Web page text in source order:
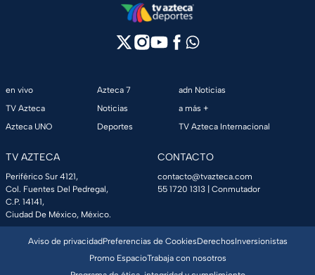
en vivo
TV Azteca
Azteca UNO
Azteca 7
Noticias
Deportes
adn Noticias
a más +
TV Azteca Internacional
TV AZTECA
Periférico Sur 4121,
Col. Fuentes Del Pedregal,
C.P. 14141,
Ciudad De México, México.
CONTACTO
contacto@tvazteca.com
55 1720 1313 | Conmutador
Aviso de privacidadPreferencias de CookiesDerechosInversionistas
Promo EspacioTrabaja con nosotros